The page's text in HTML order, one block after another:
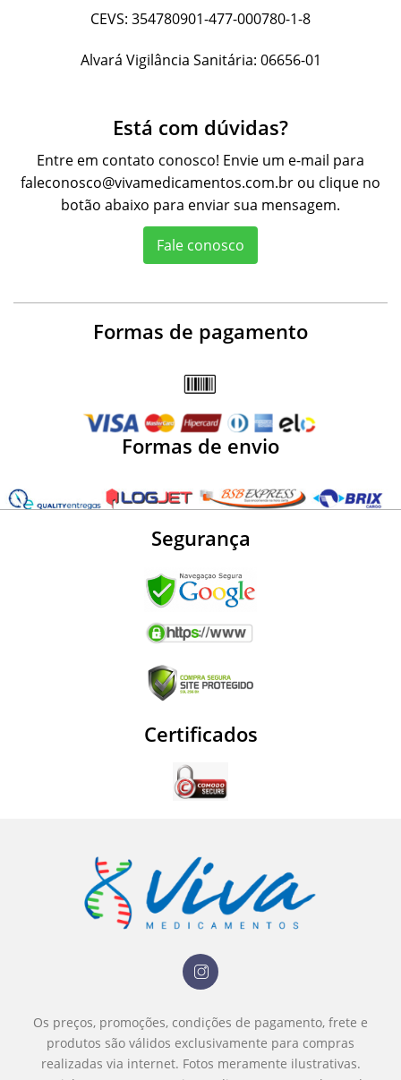
CEVS: 354780901-477-000780-1-8
Alvará Vigilância Sanitária: 06656-01
Está com dúvidas?
Entre em contato conosco! Envie um e-mail para
faleconosco@vivamedicamentos.com.br ou clique no
botão abaixo para enviar sua mensagem.
Fale conosco
Formas de pagamento
Formas de envio
Segurança
Certificados
Os preços, promoções, condições de pagamento, frete e
produtos são válidos exclusivamente para compras
realizadas via internet. Fotos meramente ilustrativas.